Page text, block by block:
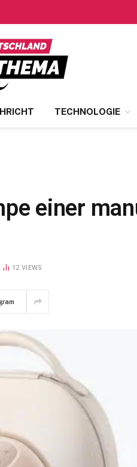
TECHNOLOGIE
einer
12 VIEWS